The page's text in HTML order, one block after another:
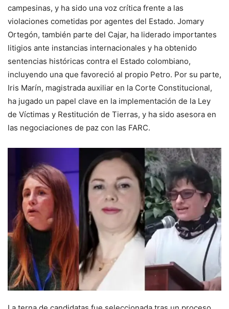
campesinas, y ha sido una voz crítica frente a las
violaciones cometidas por agentes del Estado. Jomary
Ortegón, también parte del Cajar, ha liderado importantes
litigios ante instancias internacionales y ha obtenido
sentencias históricas contra el Estado colombiano,
incluyendo una que favoreció al propio Petro. Por su parte,
Iris Marín, magistrada auxiliar en la Corte Constitucional,
ha jugado un papel clave en la implementación de la Ley
de Víctimas y Restitución de Tierras, y ha sido asesora en
las negociaciones de paz con las FARC.